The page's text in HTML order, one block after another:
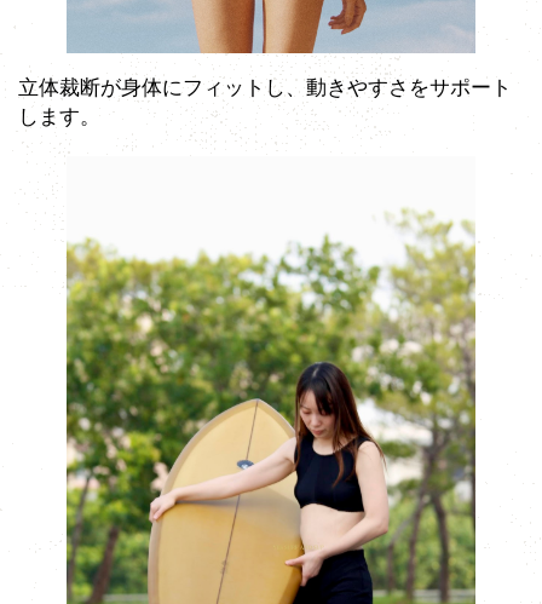
立体裁断が身体にフィットし、動きやすさをサポート
します。